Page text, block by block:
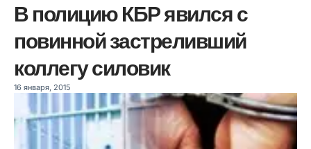
В полицию КБР явился с
повинной застреливший
коллегу силовик
16 января, 2015